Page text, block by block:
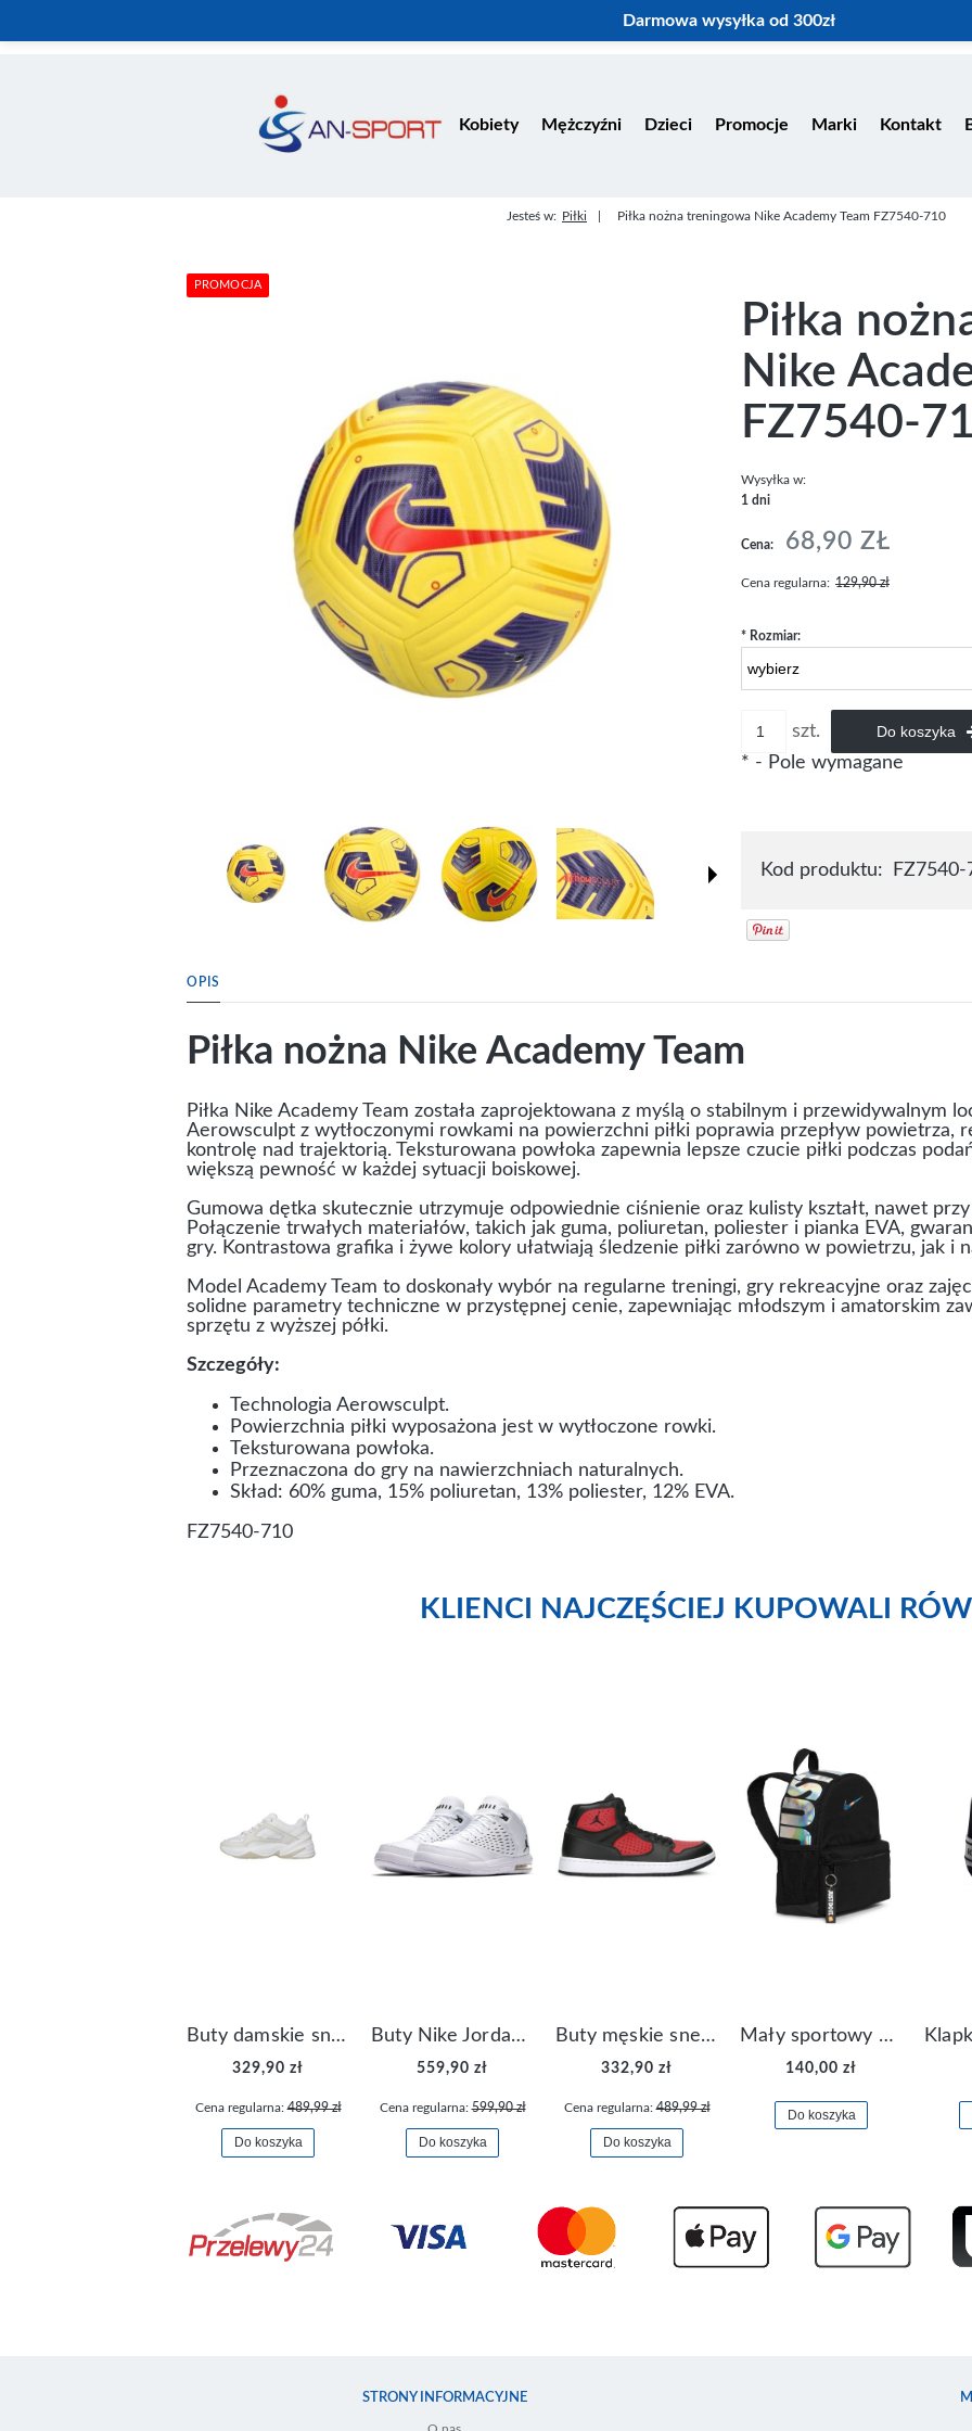
Darmowa wysyłka od 300zł
Kobiety Mężczyźni Dzieci Promocje Marki Kontakt
Jesteś w: Piłki Piłka nożna treningowa Nike Academy Team FZ7540-710
PROMOCJA
Piłka
Nike
FZ7540-
Wysyłka w:
1 dni
Cena: 68,90 ZŁ
Cena regularna: 129,90 zł
*Rozmiar:
szt. Do koszyka
* - Pole wymagane
Kod produktu: FZ7540-
OPIS
Piłka nożna Nike Academy Team
Piłka Nike Academy Team została zaprojektowana z myślą o stabilnym i przewidywalnym
Aerowsculpt z wytłoczonymi rowkami na powierzchni piłki poprawia przepływ powietrza,
kontrolę nad trajektorią. Teksturowana powłoka zapewnia lepsze czucie piłki podczas
większą pewność w każdej sytuacji boiskowej.
Gumowa dętka skutecznie utrzymuje odpowiednie ciśnienie oraz kulisty kształt, nawet
Połączenie trwałych materiałów, takich jak guma, poliuretan, poliester i pianka EVA,
gry. Kontrastowa grafika i żywe kolory ułatwiają śledzenie piłki zarówno w powietrzu, jak i
Model Academy Team to doskonały wybór na regularne treningi, gry rekreacyjne oraz
solidne parametry techniczne w przystępnej cenie, zapewniając młodszym i amatorskim
sprzętu z wyższej półki.
Szczegóły:
Technologia Aerowsculpt.
Powierzchnia piłki wyposażona jest w wytłoczone rowki.
Teksturowana powłoka.
Przeznaczona do gry na nawierzchniach naturalnych.
Skład: 60% guma, 15% poliuretan, 13% poliester, 12% EVA.
FZ7540-710
KLIENCI NAJCZĘŚCIEJ KUPOWALI
Buty damskie sneakersy Nike M2K Tekno AO3108-006
329,90 zł
Cena regularna:489,99 zł
Do koszyka
Buty Nike Jordan Flight Origin 4 921196-100
559,90 zł
Cena regularna:599,90 zł
Do koszyka
Buty męskie sneakersy Jordan Access AR3762-006
332,90 zł
Cena regularna:489,99 zł
Do koszyka
Mały sportowy plecak plecaczek Nike Brasilia JDI DR6091-017
140,00 zł
Do koszyka
STRONY INFORMACYJNE